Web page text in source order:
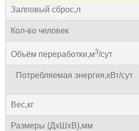
Залповый сброс,л
Кол-во человек
Объём переработки,м3/сут
Потребляемая энергия,кВт/сут
Вес,кг
Размеры (ДхШхВ),мм